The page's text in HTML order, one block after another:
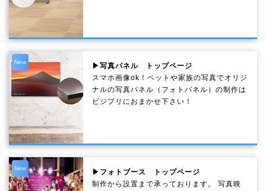
New
▶写真パネル トップページ
スマホ画像ok！ペットや家族の写真でオリジ
ナルの写真パネル（フォトパネル）の制作は
ビジプリにおまかせ下さい！
New
▶フォトブース トップページ
制作から設置まで承っております。 写真映